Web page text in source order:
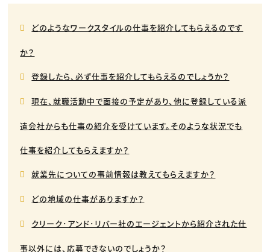
どのようなワークスタイルの仕事を紹介してもらえるのです
か？
登録したら、必ず仕事を紹介してもらえるのでしょうか？
現在、就職活動中で面接の予定があり、他に登録している派
遣会社からも仕事の紹介を受けています。そのような状況でも
仕事を紹介してもらえますか？
就業先についての事前情報は教えてもらえますか？
どの地域の仕事がありますか？
クリーク･アンド･リバー社のエージェントから紹介された仕
事以外には、応募できないのでしょうか？